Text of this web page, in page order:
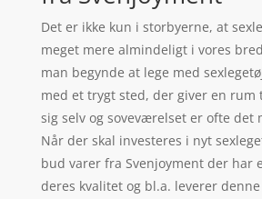
Det er ikke kun i storbyerne, at
meget mere almindeligt i vores
man begynde at lege med
med et trygt sted, der giver en
sig selv og soveværelset er ofte det
Når der skal investeres i nyt
bud varer fra Svenjoyment der har
deres kvalitet og bl.a. leverer